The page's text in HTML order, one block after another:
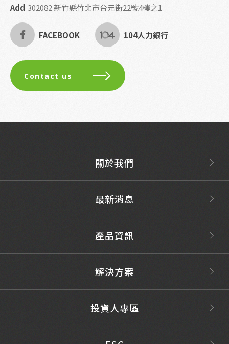
Add 302082 新竹縣竹北市台元街22號4樓之1
FACEBOOK 104人力銀行
Contact us
關於我們
最新消息
產品資訊
解決方案
投資人專區